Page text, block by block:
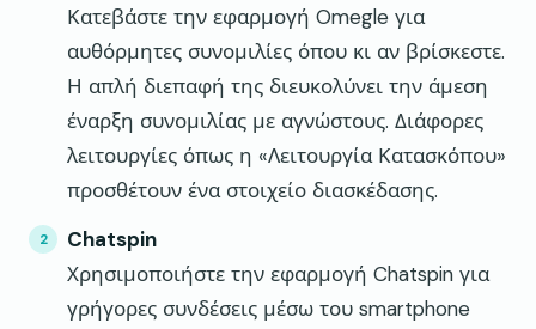
Κατεβάστε την εφαρμογή Omegle για
αυθόρμητες συνομιλίες όπου κι αν βρίσκεστε.
Η απλή διεπαφή της διευκολύνει την άμεση
έναρξη συνομιλίας με αγνώστους. Διάφορες
λειτουργίες όπως η «Λειτουργία Κατασκόπου»
προσθέτουν ένα στοιχείο διασκέδασης.
Chatspin
Χρησιμοποιήστε την εφαρμογή Chatspin για
γρήγορες συνδέσεις μέσω του smartphone